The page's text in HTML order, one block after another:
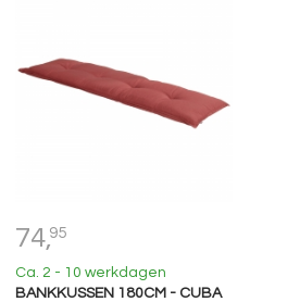
74,95
Ca. 2 - 10 werkdagen
BANKKUSSEN 180CM - CUBA